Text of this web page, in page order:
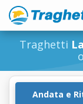
Traghetti
Andata e